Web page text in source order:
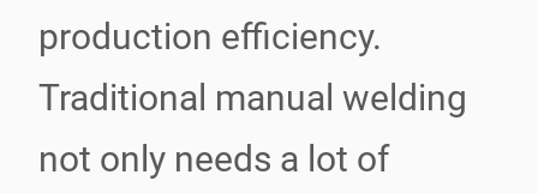
production efficiency.
Traditional manual welding
not only needs a lot of